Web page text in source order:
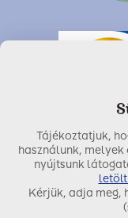
Utolsó
Tájékoztatjuk,
használunk,
nyújtsunk
Kérjük, adja meg,